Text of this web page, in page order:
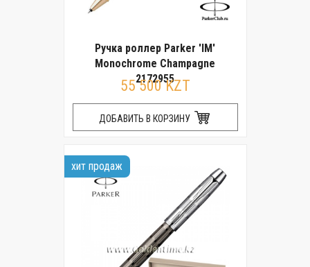
Ручка роллер Parker 'IM'
Monochrome Champagne
2172955
55 500 KZT
ДОБАВИТЬ В КОРЗИНУ
хит продаж